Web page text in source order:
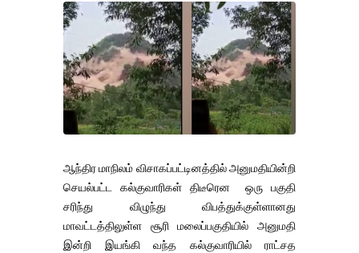
ஆந்திர மாநிலம் விசாகப்பட்டினத்தில் அனுமதியின்றி
செயல்பட்ட கல்குவாரிகள் திடீரென ஒரு பகுதி
சரிந்து விழுந்து விபத்துக்குள்ளானது
மாவட்டத்திலுள்ள சூரி மலைப்பகுதியில் அனுமதி
இன்றி இயங்கி வந்த கல்குவாரியில் ராட்சத